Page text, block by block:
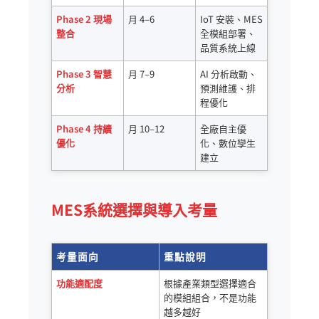
Phase 2 現場
整合
月 4–6
IoT 安裝、MES
全模組部署、
品質系統上線
Phase 3 智慧
分析
月 7–9
AI 分析啟動、
預測維護、排
程優化
Phase 4 持續
優化
月 10–12
全廠自主優
化、數位孿生
建立
MES系統選擇與導入考量
考量面向 重點說明
功能適配度
根據產業類型選擇適合
的模組組合，不是功能
越多越好